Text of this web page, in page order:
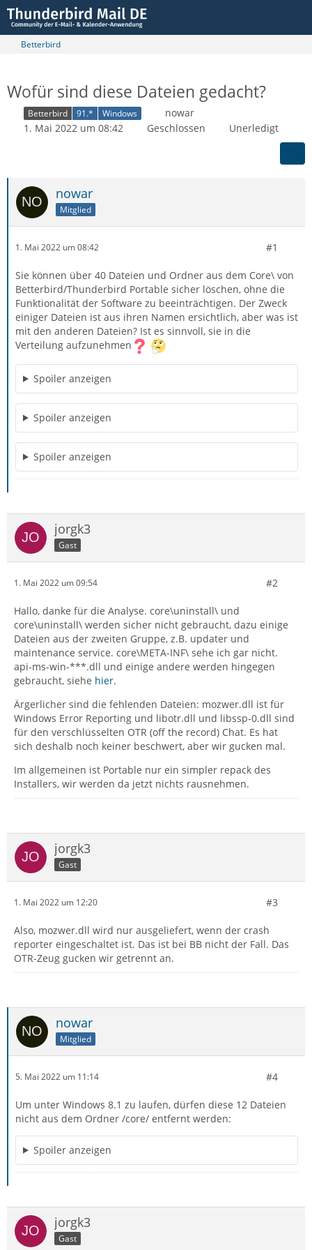
Betterbird
Wofür sind diese Dateien gedacht?
Betterbird 91.* Windows
nowar
1. Mai 2022 um 08:42
Geschlossen Unerledigt
nowar
Mitglied
1. Mai 2022 um 08:42 #1
Sie können über 40 Dateien und Ordner aus dem Core\ von
Betterbird/Thunderbird Portable sicher löschen, ohne die
Funktionalität der Software zu beeinträchtigen. Der Zweck
einiger Dateien ist aus ihren Namen ersichtlich, aber was ist
mit den anderen Dateien? Ist es sinnvoll, sie in die
Verteilung aufzunehmen
Spoiler anzeigen
Spoiler anzeigen
Spoiler anzeigen
jorgk3
Gast
1. Mai 2022 um 09:54 #2
Hallo, danke für die Analyse. core\uninstall\ und
core\uninstall\ werden sicher nicht gebraucht, dazu einige
Dateien aus der zweiten Gruppe, z.B. updater und
maintenance service. core\META-INF\ sehe ich gar nicht.
api-ms-win-***.dll und einige andere werden hingegen
gebraucht, siehe hier.
Ärgerlicher sind die fehlenden Dateien: mozwer.dll ist für
Windows Error Reporting und libotr.dll und libssp-0.dll sind
für den verschlüsselten OTR (off the record) Chat. Es hat
sich deshalb noch keiner beschwert, aber wir gucken mal.
Im allgemeinen ist Portable nur ein simpler repack des
Installers, wir werden da jetzt nichts rausnehmen.
jorgk3
Gast
1. Mai 2022 um 12:20 #3
Also, mozwer.dll wird nur ausgeliefert, wenn der crash
reporter eingeschaltet ist. Das ist bei BB nicht der Fall. Das
OTR-Zeug gucken wir getrennt an.
nowar
Mitglied
5. Mai 2022 um 11:14 #4
Um unter Windows 8.1 zu laufen, dürfen diese 12 Dateien
nicht aus dem Ordner /core/ entfernt werden:
Spoiler anzeigen
jorgk3
Gast